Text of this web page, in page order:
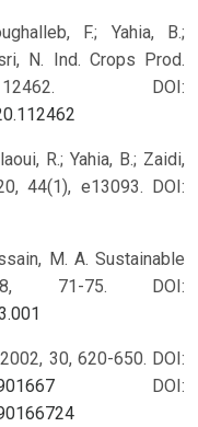
F.; Yahia, B.;
N. Ind. Crops Prod.
DOI:
R.; Yahia, B.; Zaidi,
44(1), e13093. DOI:
M. A. Sustainable
71-75. DOI:
30, 620-650. DOI:
DOI: